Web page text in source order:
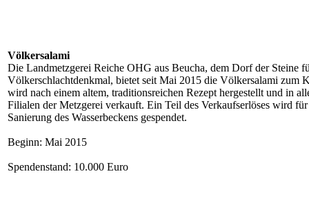
Völkersalami
Die Landmetzgerei Reiche OHG aus Beucha, dem Dorf der Steine
Völkerschlachtdenkmal, bietet seit Mai 2015 die Völkersalami zum
wird nach einem altem, traditionsreichen Rezept hergestellt und in
Filialen der Metzgerei verkauft. Ein Teil des Verkaufserlöses wird
Sanierung des Wasserbeckens gespendet.
Beginn: Mai 2015
Spendenstand: 10.000 Euro